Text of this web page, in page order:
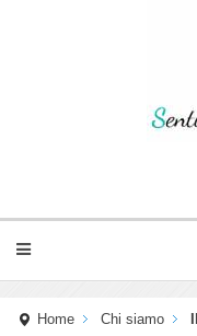
Home Chi siamo